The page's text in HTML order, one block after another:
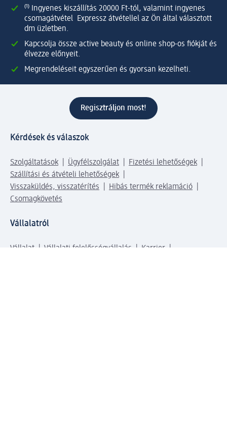
⁽¹⁾ Ingyenes kiszállítás 20000 Ft-tól, valamint ingyenes
csomagátvétel Expressz átvétellel az Ön által választott
dm üzletben.
Kapcsolja össze active beauty és online shop-os fiókját és
élvezze előnyeit.
Megrendeléseit egyszerűen és gyorsan kezelheti.
Regisztráljon most!
Kérdések és válaszok
Szolgáltatások Ügyfélszolgálat
Fizetési lehetőségek
Szállítási és átvételi lehetőségek
Visszaküldés, visszatérítés
Hibás termék reklamáció
Csomagkövetés
Vállalatról
Vállalat Vállalati felelősségvállalás
Karrier